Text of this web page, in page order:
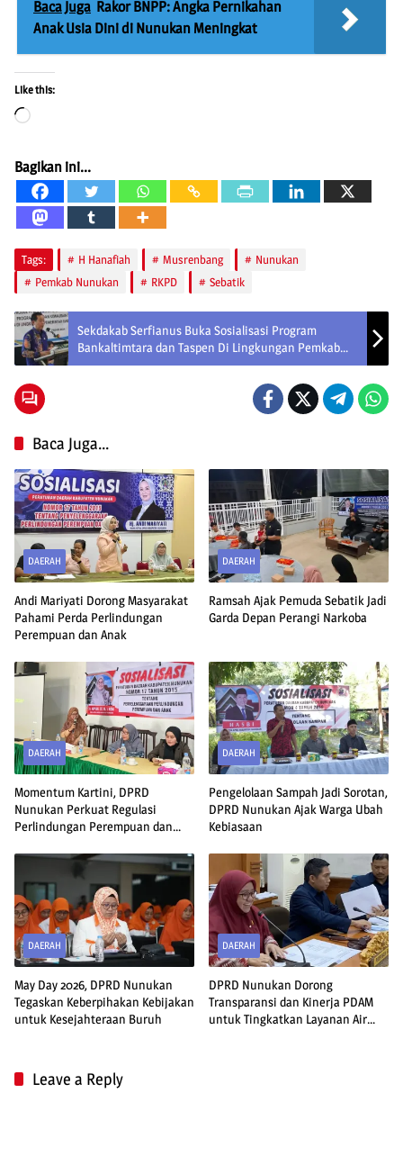
Baca Juga Rakor BNPP: Angka Pernikahan
Anak Usia Dini di Nunukan Meningkat
Like this:
Loading…
Bagikan ini...
Tags: H Hanafiah Musrenbang
Nunukan
Pemkab Nunukan
RKPD Sebatik
Sekdakab Serfianus Buka Sosialisasi Program
Bankaltimtara dan Taspen Di Lingkungan Pemkab
Nunukan
Baca Juga...
DAERAH
Andi Mariyati Dorong Masyarakat
Pahami Perda Perlindungan
Perempuan dan Anak
DAERAH
Ramsah Ajak Pemuda Sebatik Jadi
Garda Depan Perangi Narkoba
DAERAH
Momentum Kartini, DPRD
Nunukan Perkuat Regulasi
Perlindungan Perempuan dan
DAERAH
Pengelolaan Sampah Jadi Sorotan,
DPRD Nunukan Ajak Warga Ubah
Kebiasaan
DAERAH
May Day 2026, DPRD Nunukan
Tegaskan Keberpihakan Kebijakan
untuk Kesejahteraan Buruh
DAERAH
DPRD Nunukan Dorong
Transparansi dan Kinerja PDAM
untuk Tingkatkan Layanan Air
Leave a Reply